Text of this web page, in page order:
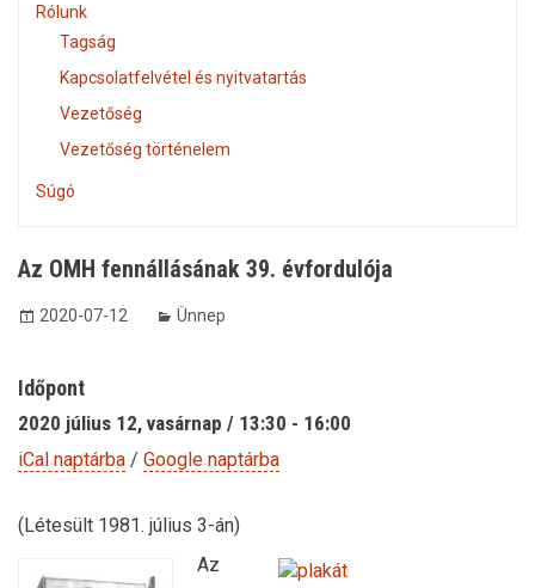
Rólunk
Tagság
Kapcsolatfelvétel és nyitvatartás
Vezetőség
Vezetőség történelem
Súgó
Az OMH fennállásának 39. évfordulója
2020-07-12 Ünnep
Időpont
2020 július 12, vasárnap / 13:30 - 16:00
iCal naptárba / Google naptárba
(Létesült 1981. július 3-án)
Az